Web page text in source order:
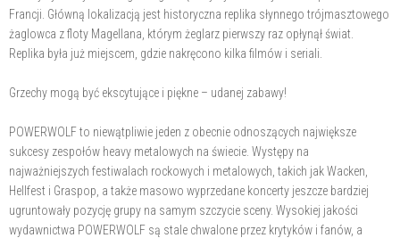
Francji. Główną lokalizacją jest historyczna replika słynnego trójmasztowego
żaglowca z floty Magellana, którym żeglarz pierwszy raz opłynął świat.
Replika była już miejscem, gdzie nakręcono kilka filmów i seriali.
Grzechy mogą być ekscytujące i piękne – udanej zabawy!
POWERWOLF to niewątpliwie jeden z obecnie odnoszących największe
sukcesy zespołów heavy metalowych na świecie. Występy na
najważniejszych festiwalach rockowych i metalowych, takich jak Wacken,
Hellfest i Graspop, a także masowo wyprzedane koncerty jeszcze bardziej
ugruntowały pozycję grupy na samym szczycie sceny. Wysokiej jakości
wydawnictwa POWERWOLF są stale chwalone przez krytyków i fanów, a